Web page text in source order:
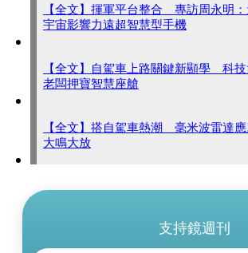
【全文】揮軍平台整合 專訪周永明
宇宙影響力遠超智慧型手機
【全文】自駕車上路關鍵新顯學 科
老闆押寶智慧座艙
【全文】搭自駕車熱潮 毫米波雷達
大鳴大放
支持鏡週刊